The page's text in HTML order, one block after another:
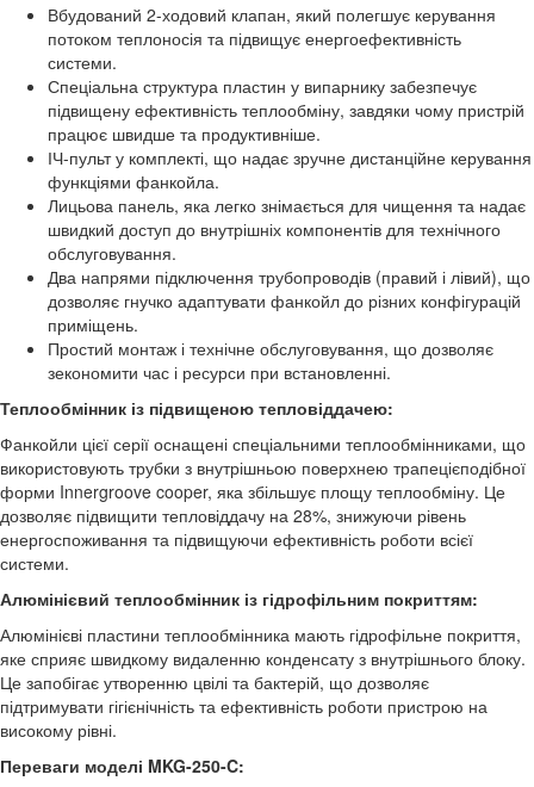
Вбудований 2-ходовий клапан, який полегшує керування
потоком теплоносія та підвищує енергоефективність
системи.
Спеціальна структура пластин у випарнику забезпечує
підвищену ефективність теплообміну, завдяки чому пристрій
працює швидше та продуктивніше.
ІЧ-пульт у комплекті, що надає зручне дистанційне керування
функціями фанкойла.
Лицьова панель, яка легко знімається для чищення та надає
швидкий доступ до внутрішніх компонентів для технічного
обслуговування.
Два напрями підключення трубопроводів (правий і лівий), що
дозволяє гнучко адаптувати фанкойл до різних конфігурацій
приміщень.
Простий монтаж і технічне обслуговування, що дозволяє
зекономити час і ресурси при встановленні.
Теплообмінник із підвищеною тепловіддачею:
Фанкойли цієї серії оснащені спеціальними теплообмінниками, що
використовують трубки з внутрішньою поверхнею трапецієподібної
форми Innergroove cooper, яка збільшує площу теплообміну. Це
дозволяє підвищити тепловіддачу на 28%, знижуючи рівень
енергоспоживання та підвищуючи ефективність роботи всієї
системи.
Алюмінієвий теплообмінник із гідрофільним покриттям:
Алюмінієві пластини теплообмінника мають гідрофільне покриття,
яке сприяє швидкому видаленню конденсату з внутрішнього блоку.
Це запобігає утворенню цвілі та бактерій, що дозволяє
підтримувати гігієнічність та ефективність роботи пристрою на
високому рівні.
Переваги моделі MKG-250-C: